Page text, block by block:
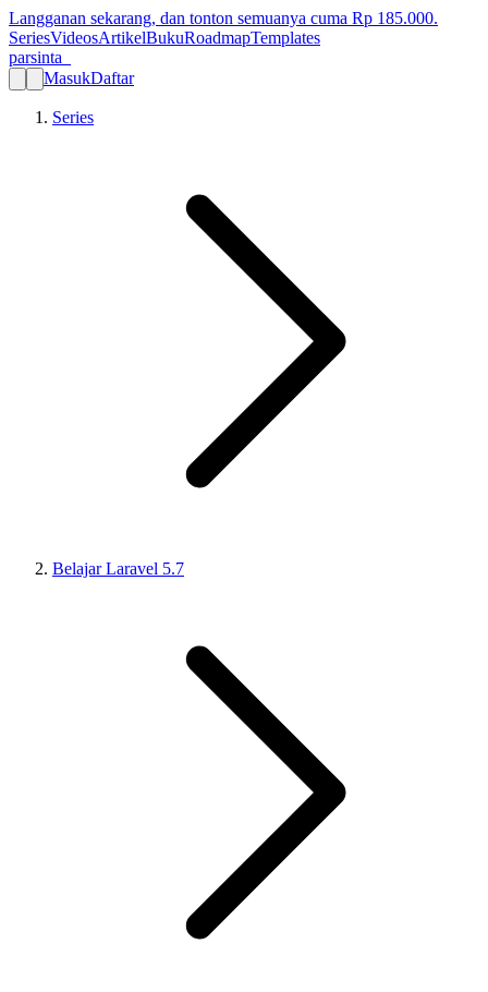
Langganan sekarang, dan tonton semuanya cuma Rp 185.000.
SeriesVideosArtikelBukuRoadmapTemplates
parsinta_
MasukDaftar
Series
Belajar Laravel 5.7